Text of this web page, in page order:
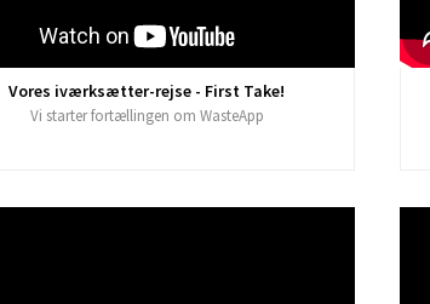
Vores iværksætter-rejse - First Take!
Vi starter fortællingen om WasteApp